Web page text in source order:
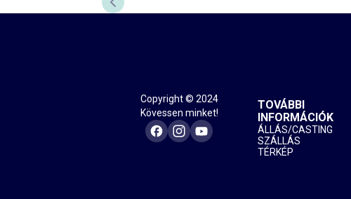
PREVIOUS SLIDE
Copyright © 2024
Kövessen minket!
TOVÁBBI
INFORMÁCIÓK
ÁLLÁS/CASTING
SZÁLLÁS
TÉRKÉP